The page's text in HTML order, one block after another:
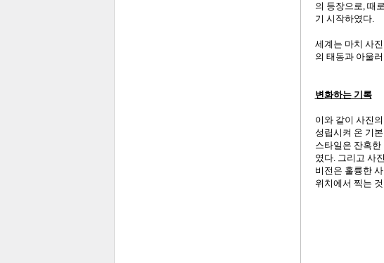
의 등장으로, 때
기 시작하였다.
세계는 마치 사
의 태동과 아울
변화하는 기록
이와 같이 사진
성립시켜 온 기
스타일은 잔혹
였다. 그리고 사
비전은 훌륭한
위치에서 찍는